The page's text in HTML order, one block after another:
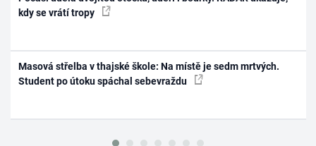
kdy se vrátí tropy
Masová střelba v thajské škole: Na místě je sedm mrtvých.
Student po útoku spáchal sebevraždu